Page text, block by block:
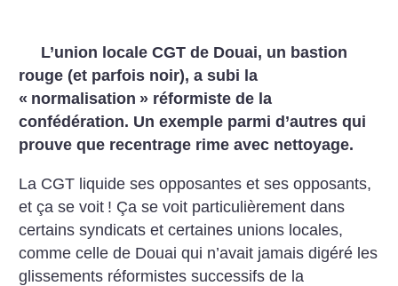
L’union locale CGT de Douai, un bastion
rouge (et parfois noir), a subi la
« normalisation » réformiste de la
confédération. Un exemple parmi d’autres qui
prouve que recentrage rime avec nettoyage.
La CGT liquide ses opposantes et ses opposants,
et ça se voit ! Ça se voit particulièrement dans
certains syndicats et certaines unions locales,
comme celle de Douai qui n’avait jamais digéré les
glissements réformistes successifs de la